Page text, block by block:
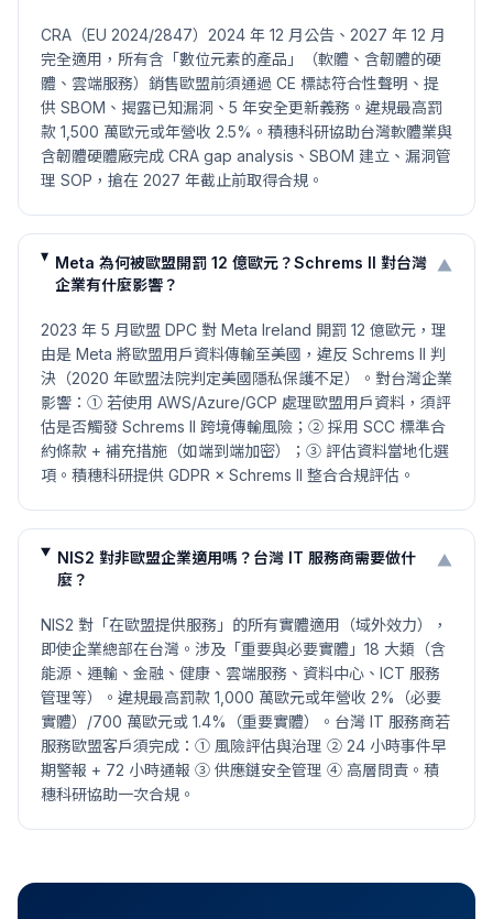
CRA（EU 2024/2847）2024 年 12 月公告、2027 年 12 月
完全適用，所有含「數位元素的產品」（軟體、含韌體的硬
體、雲端服務）銷售歐盟前須通過 CE 標誌符合性聲明、提
供 SBOM、揭露已知漏洞、5 年安全更新義務。違規最高罰
款 1,500 萬歐元或年營收 2.5%。積穗科研協助台灣軟體業與
含韌體硬體廠完成 CRA gap analysis、SBOM 建立、漏洞管
理 SOP，搶在 2027 年截止前取得合規。
Meta 為何被歐盟開罰 12 億歐元？Schrems II 對台灣
企業有什麼影響？
▼
2023 年 5 月歐盟 DPC 對 Meta Ireland 開罰 12 億歐元，理
由是 Meta 將歐盟用戶資料傳輸至美國，違反 Schrems II 判
決（2020 年歐盟法院判定美國隱私保護不足）。對台灣企業
影響：① 若使用 AWS/Azure/GCP 處理歐盟用戶資料，須評
估是否觸發 Schrems II 跨境傳輸風險；② 採用 SCC 標準合
約條款 + 補充措施（如端到端加密）；③ 評估資料當地化選
項。積穗科研提供 GDPR × Schrems II 整合合規評估。
NIS2 對非歐盟企業適用嗎？台灣 IT 服務商需要做什
麼？
▼
NIS2 對「在歐盟提供服務」的所有實體適用（域外效力），
即使企業總部在台灣。涉及「重要與必要實體」18 大類（含
能源、運輸、金融、健康、雲端服務、資料中心、ICT 服務
管理等）。違規最高罰款 1,000 萬歐元或年營收 2%（必要
實體）/700 萬歐元或 1.4%（重要實體）。台灣 IT 服務商若
服務歐盟客戶須完成：① 風險評估與治理 ② 24 小時事件早
期警報 + 72 小時通報 ③ 供應鏈安全管理 ④ 高層問責。積
穗科研協助一次合規。